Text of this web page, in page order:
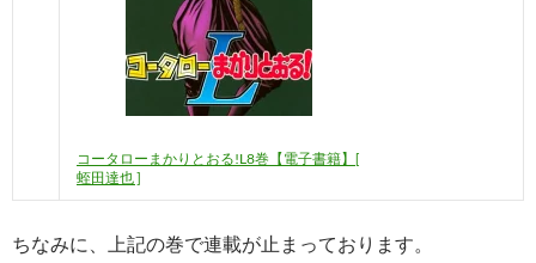
コータローまかりとおる!L8巻【電子書籍】[
蛭田達也 ]
ちなみに、上記の巻で連載が止まっております。